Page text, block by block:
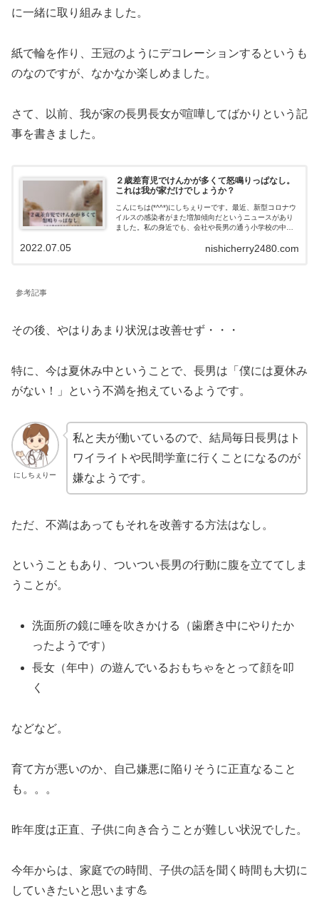
に一緒に取り組みました。
紙で輪を作り、王冠のようにデコレーションするというも
のなのですが、なかなか楽しめました。
さて、以前、我が家の長男長女が喧嘩してばかりという記
事を書きました。
２歳差育児でけんかが多くて怒鳴りっぱなし。
これは我が家だけでしょうか？
こんにちは(*^^*)にしちぇりーです。最近、新型コロナウ
イルスの感染者がまた増加傾向だというニュースがあり
ました。私の身近でも、会社や長男の通う小学校の中で
せられます。今後、夏休みなどで多...nishicherry2480.com
2022.07.05
参考記事
その後、やはりあまり状況は改善せず・・・
特に、今は夏休み中ということで、長男は「僕には夏休み
がない！」という不満を抱えているようです。
にしちぇりー
私と夫が働いているので、結局毎日長男はト
ワイライトや民間学童に行くことになるのが
嫌なようです。
ただ、不満はあってもそれを改善する方法はなし。
ということもあり、ついつい長男の行動に腹を立ててしま
うことが。
洗面所の鏡に唾を吹きかける（歯磨き中にやりたか
ったようです）
長女（年中）の遊んでいるおもちゃをとって顔を叩
く
などなど。
育て方が悪いのか、自己嫌悪に陥りそうに正直なること
も。。。
昨年度は正直、子供に向き合うことが難しい状況でした。
今年からは、家庭での時間、子供の話を聞く時間も大切に
していきたいと思います💪